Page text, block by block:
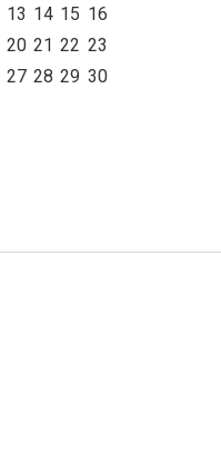
13 14 15 16
20 21 22 23
27 28 29 30